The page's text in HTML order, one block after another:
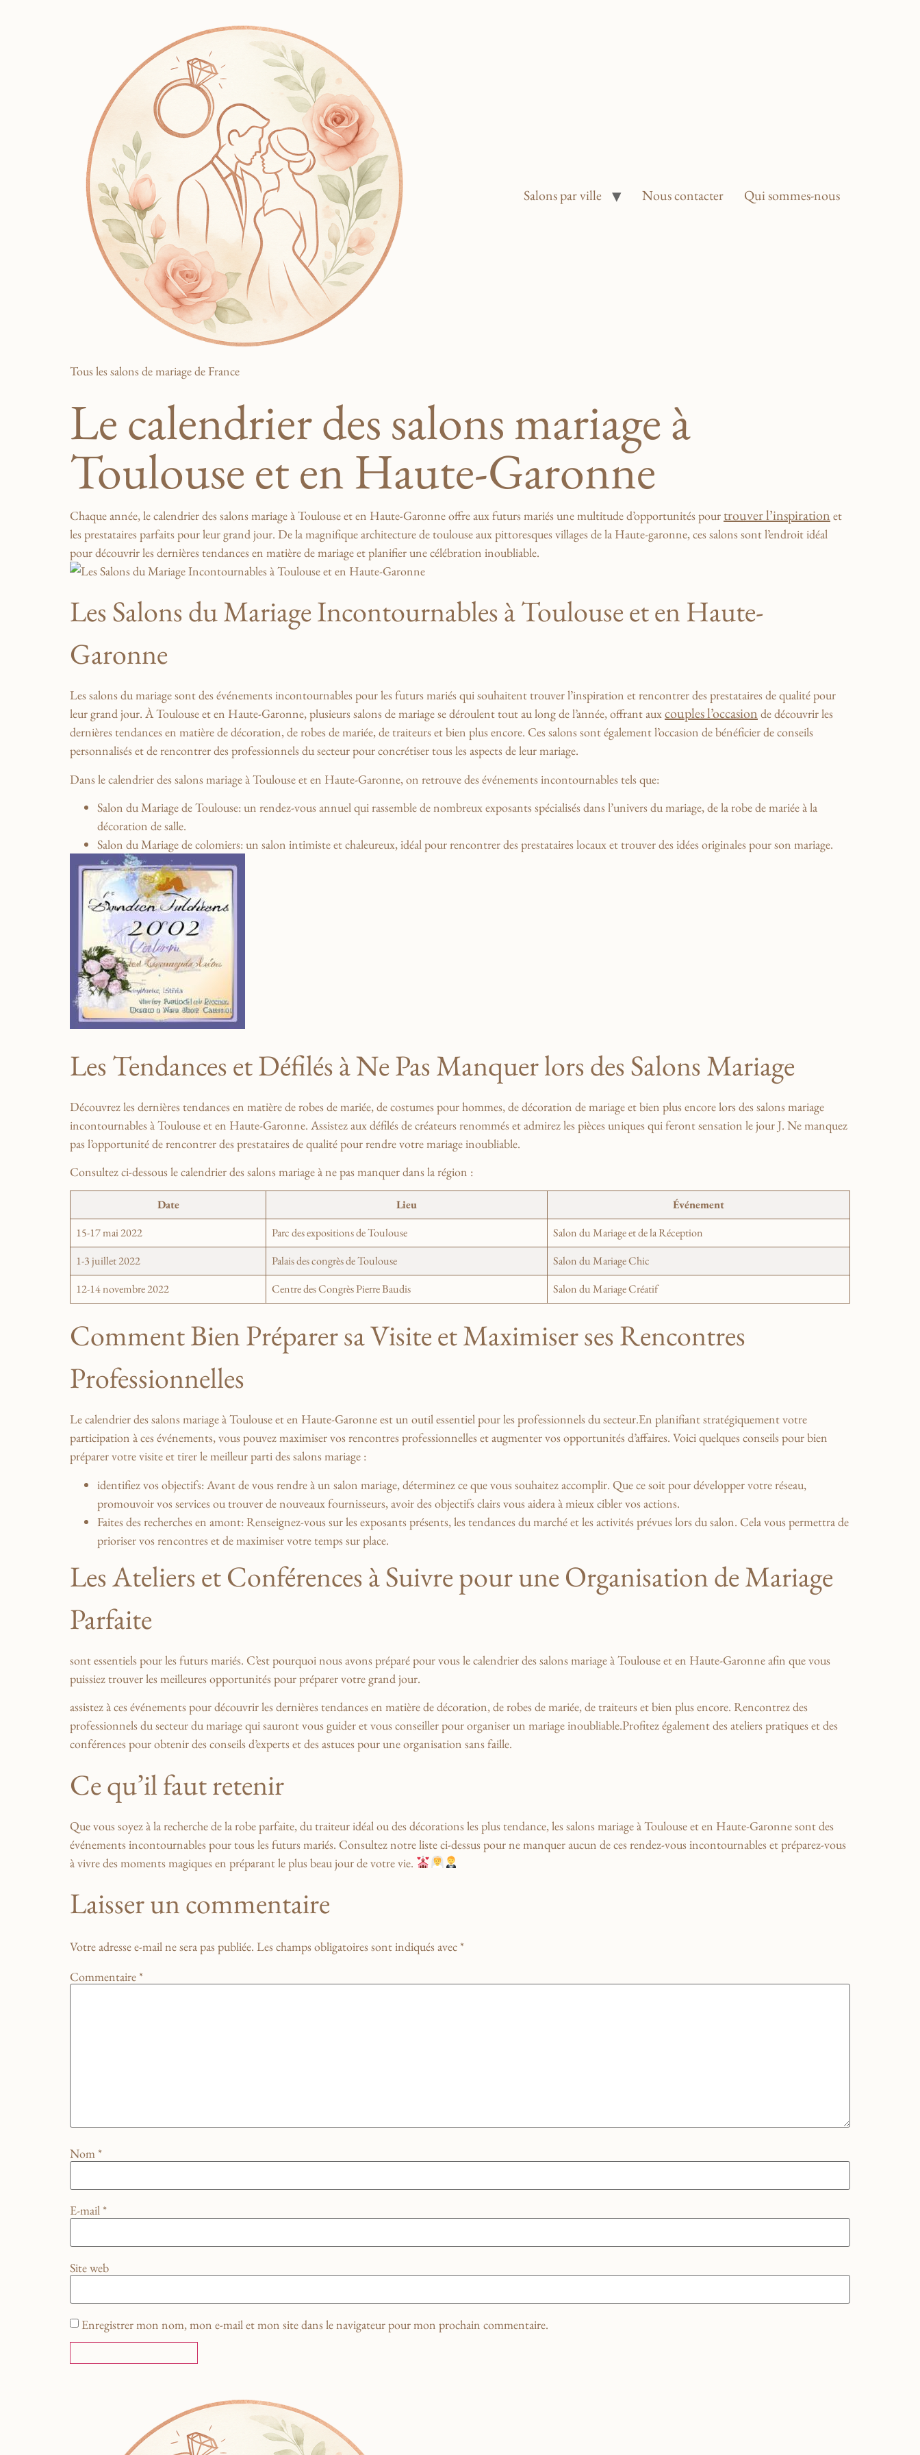
Tous les salons de mariage de France
Salons par ville Nous contacter Qui sommes-nous
Le calendrier des salons mariage à
Toulouse et en Haute-Garonne
Chaque ⁢année, le calendrier⁣ des salons mariage à Toulouse et en Haute-Garonne offre aux futurs mariés‌ une multitude d’opportunités pourtrouver ⁣l’inspiration et
les prestataires parfaits ⁢pour leur ⁤grand ‍jour. De⁢ la magnifique architecture de toulouse aux pittoresques villages de la Haute-garonne, ces salons​ sont l’endroit idéal
pour ⁢découvrir les dernières tendances en matière de mariage et planifier une célébration inoubliable.
Les Salons du Mariage Incontournables⁤ à Toulouse et en Haute-
Garonne
Les salons du⁣ mariage sont des événements ⁤incontournables pour les futurs ​mariés qui‍ souhaitent trouver l’inspiration et⁢ rencontrer des ⁣prestataires de qualité pour
‍leur⁢ grand⁤ jour. ​À Toulouse et en Haute-Garonne,⁢ plusieurs salons⁢ de⁤ mariage se déroulent tout au long de l’année, offrant auxcouples l’occasion de découvrir les‌
dernières ‍tendances en‍ matière ‌de décoration, de ⁣robes ⁤de mariée, de traiteurs et bien plus encore. Ces salons sont également l’occasion ⁣de bénéficier de conseils
personnalisés et de rencontrer des professionnels ⁢du secteur pour concrétiser ‍tous les aspects de leur⁣ mariage.
Dans le calendrier des salons ‍mariage⁣ à Toulouse et en⁢ Haute-Garonne, on retrouve des événements incontournables⁤ tels que:
Salon du Mariage‌ de Toulouse: un rendez-vous​ annuel qui rassemble⁣ de ​nombreux exposants ​spécialisés dans ‌l’univers du mariage,⁤ de la⁢ robe de mariée​ à la
décoration de salle.
Salon du⁣ Mariage⁣ de​ colomiers: un salon‍ intimiste et chaleureux, idéal pour rencontrer ‌des prestataires locaux et trouver des idées originales pour son mariage.
Les Tendances et Défilés⁢ à Ne Pas Manquer ⁢lors ​des Salons Mariage
Découvrez ‌les dernières tendances⁤ en matière ⁢de robes⁤ de mariée, de costumes‍ pour hommes, de décoration ⁣de mariage et bien plus encore lors ⁢des salons mariage
incontournables à Toulouse⁢ et en ‍Haute-Garonne. Assistez aux défilés de créateurs‌ renommés et admirez les pièces uniques qui feront sensation le jour J. Ne manquez
pas l’opportunité ⁢de rencontrer des ‍prestataires de qualité pour rendre votre ⁤mariage inoubliable.
Consultez‍ ci-dessous le calendrier des salons⁣ mariage ​à ne pas manquer dans la région :
Date Lieu
Événement
15-17​ mai 2022
Parc⁢ des expositions de Toulouse
Salon du Mariage⁤ et de la Réception
1-3 juillet 2022
Palais des congrès de⁣ Toulouse
Salon ‍du Mariage Chic
12-14⁤ novembre‌ 2022
Centre des Congrès Pierre Baudis Salon du⁢ Mariage Créatif
Comment Bien Préparer sa Visite et Maximiser ses Rencontres
Professionnelles
Le calendrier des salons mariage ​à⁣ Toulouse et en​ Haute-Garonne est un⁢ outil essentiel ⁤pour les professionnels du secteur.En planifiant stratégiquement ⁤votre​
participation à ‌ces événements, vous pouvez maximiser vos ‌rencontres‍ professionnelles ⁤et augmenter vos⁤ opportunités d’affaires.‌ Voici quelques conseils ​pour⁤ bien
préparer votre visite et ​tirer le‍ meilleur parti des salons mariage :
identifiez vos objectifs:⁢Avant de ⁤vous rendre à un⁢ salon⁤ mariage, déterminez ce que ⁣vous ​souhaitez accomplir. Que ce soit pour développer ⁢votre réseau,⁢
promouvoir vos services ou trouver de nouveaux fournisseurs, avoir des objectifs clairs vous aidera à ​mieux ‌cibler ⁤vos actions.
Faites‌ des recherches en‍ amont:Renseignez-vous sur‌ les exposants présents, les tendances du marché⁢ et les activités ‌prévues lors du salon. Cela⁢ vous permettra de
‌prioriser ‍vos⁢ rencontres et de maximiser votre temps sur place.
Les ‌Ateliers et Conférences à Suivre pour une⁤ Organisation de Mariage
Parfaite
sont⁣ essentiels pour les futurs⁤ mariés. C’est pourquoi nous avons⁢ préparé pour ⁤vous⁢ le​ calendrier des ⁤salons mariage à​ Toulouse et en Haute-Garonne afin que ⁢vous
puissiez trouver‍ les ⁣meilleures‌ opportunités pour préparer⁢ votre grand jour.
assistez‌ à ces événements⁤ pour découvrir les dernières tendances en matière⁤ de décoration, de robes de mariée, de⁢ traiteurs ‍et bien plus ⁣encore.​ Rencontrez⁣ des
professionnels du secteur du mariage qui sauront vous guider et vous conseiller pour organiser un mariage inoubliable.Profitez également⁤ des ateliers pratiques et des
conférences pour obtenir des conseils d’experts⁢ et des astuces pour une organisation sans faille.
Ce qu’il faut ⁢retenir
Que vous soyez‍ à la recherche de la ⁤robe parfaite, du​ traiteur idéal ou des décorations les plus tendance, les salons mariage à ⁤Toulouse et en ⁢Haute-Garonne sont des
événements incontournables pour ⁣tous les futurs mariés. Consultez notreliste ​ci-dessuspour ne‍ manquer aucun de ces rendez-vous ‍incontournables et préparez-vous
à ​vivre des⁢ moments​ magiques​ en ⁣préparant le ⁣plus beau jour de votre vie.​
Laisser un commentaire
Votre adresse e-mail ne sera pas publiée. Les champs obligatoires sont indiqués avec*
Commentaire*
Nom*
E-mail*
Site web
Enregistrer mon nom, mon e-mail et mon site dans le navigateur pour mon prochain commentaire.